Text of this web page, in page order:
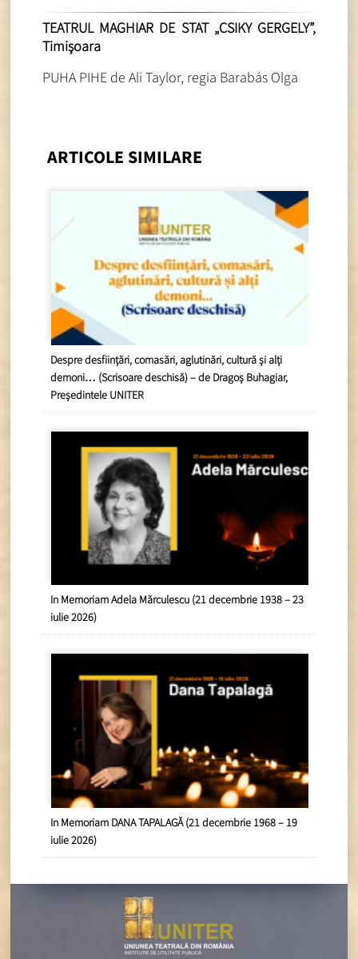
TEATRUL MAGHIAR DE STAT „CSIKY GERGELY”,
Timişoara
PUHA PIHE de Ali Taylor, regia Barabás Olga
ARTICOLE SIMILARE
Despre desființări, comasări, aglutinări, cultură și alți
demoni… (Scrisoare deschisă) – de Dragoș Buhagiar,
Președintele UNITER
In Memoriam Adela Mărculescu (21 decembrie 1938 – 23
iulie 2026)
In Memoriam DANA TAPALAGĂ (21 decembrie 1968 – 19
iulie 2026)